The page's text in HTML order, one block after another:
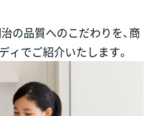
治の品質へのこだわりを、商
ィでご紹介いたします。